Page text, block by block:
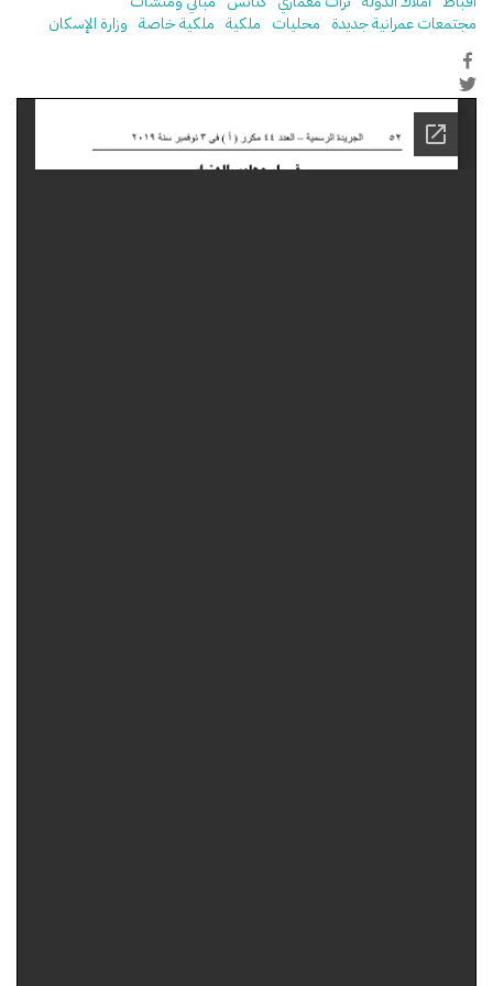
مجتمعات عمرانية جديدة محليات ملكية ملكية خاصة وزارة الإسكان